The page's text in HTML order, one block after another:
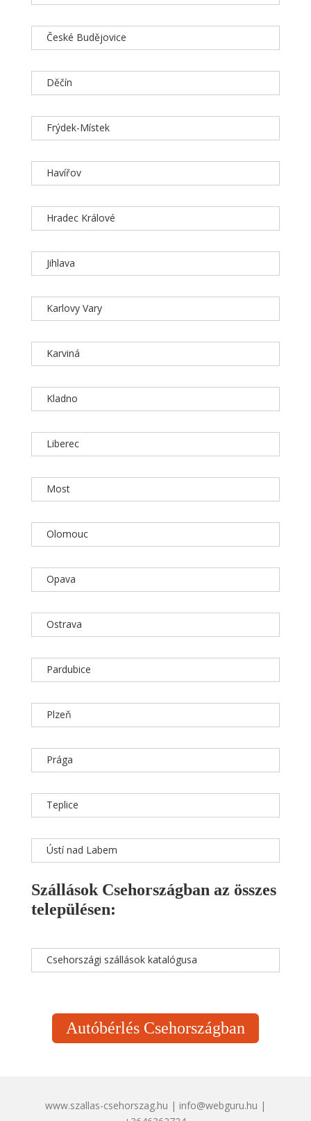
České Budějovice
Děčín
Frýdek-Místek
Havířov
Hradec Králové
Jihlava
Karlovy Vary
Karviná
Kladno
Liberec
Most
Olomouc
Opava
Ostrava
Pardubice
Plzeň
Prága
Teplice
Ústí nad Labem
Szállások Csehországban az összes
településen:
Csehországi szállások katalógusa
Autóbérlés Csehországban
www.szallas-csehorszag.hu | info@webguru.hu |